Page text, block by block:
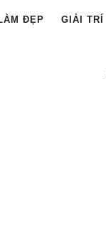
ĐẸP GIẢI TRÍ